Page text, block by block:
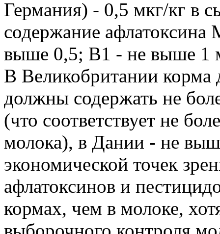
Германия) - 0,5 мкг/кг в
содержание
выше 0,5; В1 - не выше 1
В Великобритании
должны содержать не
(что соответствует не
молока), в Дании - не
экономической точек
афлатоксинов и
кормах, чем в молоке,